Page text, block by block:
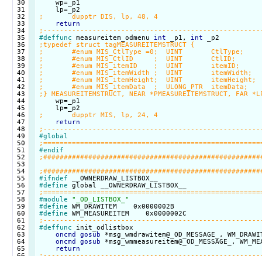
30
31
32
33
34
35
36
37
38
39
40
41
42
43
44
45
46
47
48
49
50
51
52
53
54
55
56
57
58
59
60
61
62
63
64
65
    wp=_p1
;	dupptr DIS, lp, 48, 4
return
#deffunc measureitem_odmenu int _p1, int
    wp=_p1
;	dupptr MIS, lp, 24, 4
return
#global
#endif
#ifndef
#define
#module
"_OD_LISTBOX_"
#define
#define
#deffunc init_odlistbox
oncmd
gosub *msg_wmdrawitem@_OD_MESSAGE_,
oncmd
gosub *msg_wmmeasureitem@_OD_MESSAGE_,
return